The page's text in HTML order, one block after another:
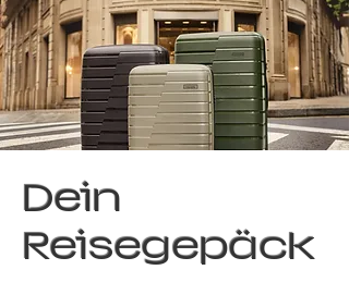
Dein
Reisegepäck